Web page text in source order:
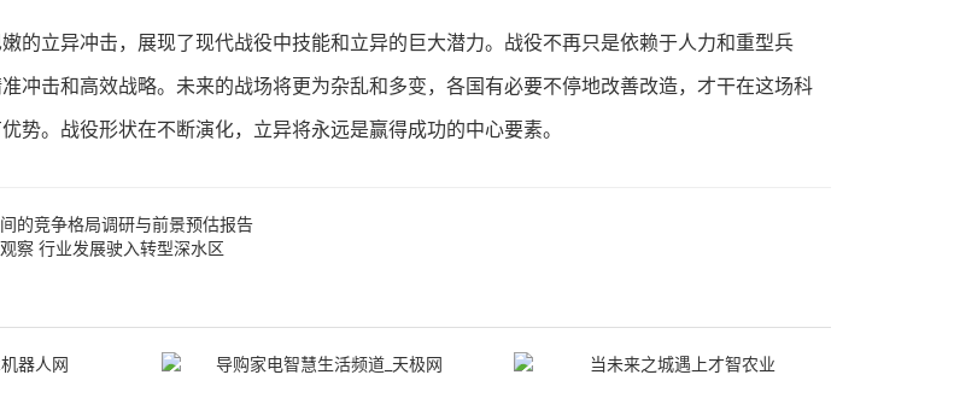
立异冲击，展现了现代战役中技能和立异的巨大潜力。战役不再只是依赖于人力和重型兵
冲击和高效战略。未来的战场将更为杂乱和多变，各国有必要不停地改善改造，才干在这场科
势。战役形状在不断演化，立异将永远是赢得成功的中心要素。
的竞争格局调研与前景预估报告
察 行业发展驶入转型深水区